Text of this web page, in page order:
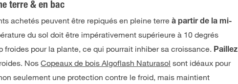
terre & en bac
achetés peuvent être repiqués en pleine terreà partir de la mi-
du sol doit être impérativement supérieure à 10 degrés
pour la plante, ce qui pourrait inhiber sa croissance. Paillez
NosCopeaux de bois Algoflash Naturasol sont idéaux pour
seulement une protection contre le froid, mais maintient